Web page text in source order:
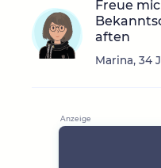
Freue
aften
Marina, 34